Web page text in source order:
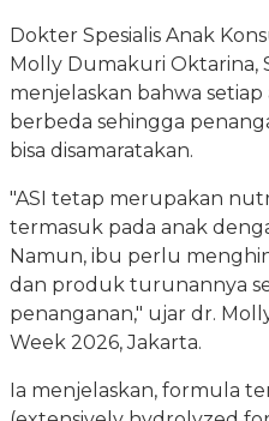
Dokter Spesialis Anak
Molly Dumakuri Oktarina,
menjelaskan bahwa
berbeda sehingga
bisa disamaratakan.
"ASI tetap merupakan
termasuk pada anak
Namun, ibu perlu
dan produk turunannya
penanganan," ujar dr.
Week 2026, Jakarta.
Ia menjelaskan, formula